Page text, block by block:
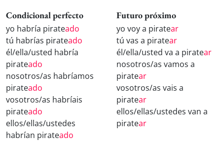
Condicional perfecto
yo habría pirateado
tú habrías pirateado
él/ella/usted habría
pirateado
nosotros/as habríamos
pirateado
vosotros/as habríais
pirateado
ellos/ellas/ustedes
habrían pirateado
Futuro próximo
yo voy a piratear
tú vas a piratear
él/ella/usted va a piratear
nosotros/as vamos a
piratear
vosotros/as vais a
piratear
ellos/ellas/ustedes van a
piratear